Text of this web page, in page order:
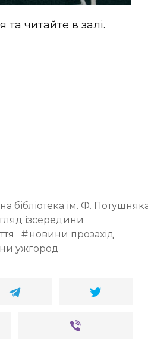
та читайте в залі.
бібліотека ім. Ф.
ізсередини
новини прозахід
ужгород